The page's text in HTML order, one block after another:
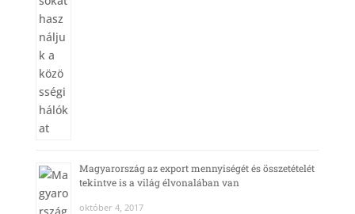
Magyarország az export mennyiségét és összetételét
tekintve is a világ élvonalában van
október 4, 2017